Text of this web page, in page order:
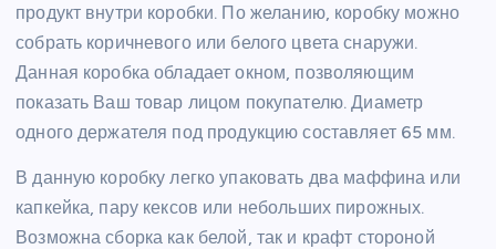
продукт внутри коробки. По желанию, коробку можно
собрать коричневого или белого цвета снаружи.
Данная коробка обладает окном, позволяющим
показать Ваш товар лицом покупателю. Диаметр
одного держателя под продукцию составляет 65 мм.
В данную коробку легко упаковать два маффина или
капкейка, пару кексов или небольших пирожных.
Возможна сборка как белой, так и крафт стороной